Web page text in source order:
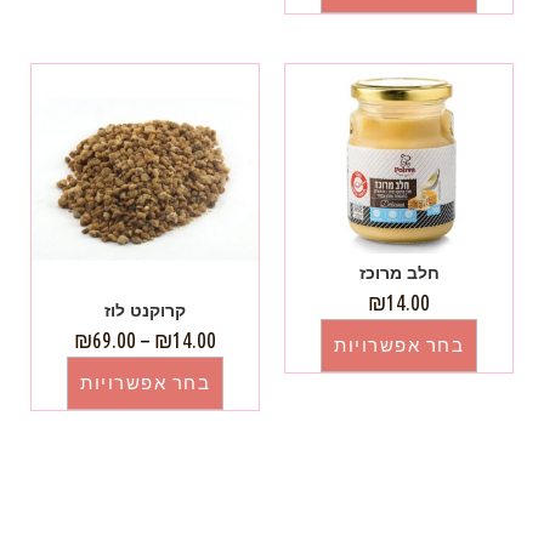
חלב מרוכז
₪14.00
בחר אפשרויות
קרוקנט לוז
₪14.00
–
₪69.00
בחר אפשרויות